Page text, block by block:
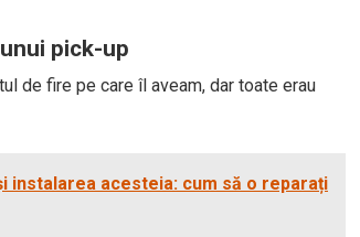
pick-up
de fire pe care îl aveam, dar toate erau
instalarea acesteia: cum să o reparați